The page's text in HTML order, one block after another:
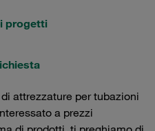
progetti
attrezzature per tubazioni
a prezzi